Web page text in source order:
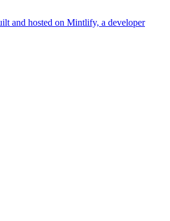
and hosted on Mintlify, a developer